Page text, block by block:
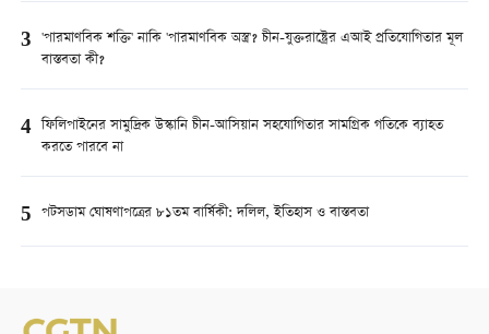
3 'পারমাণবিক শক্তি' নাকি 'পারমাণবিক অস্ত্র'? চীন-যুক্তরাষ্ট্রের এআই প্রতিযোগিতার মূল
বাস্তবতা কী?
4 ফিলিপাইনের সামুদ্রিক উস্কানি চীন-আসিয়ান সহযোগিতার সামগ্রিক গতিকে ব্যাহত
করতে পারবে না
5 পটসডাম ঘোষণাপত্রের ৮১তম বার্ষিকী: দলিল, ইতিহাস ও বাস্তবতা